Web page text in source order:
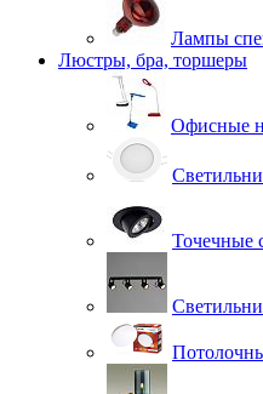
Лампы
Люстры, бра, торшеры
Офисные
Точечные